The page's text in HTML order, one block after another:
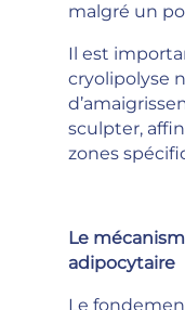
malgré un
Il est
cryolipolyse
sculpter,
zones
Le
adipocytaire
Le